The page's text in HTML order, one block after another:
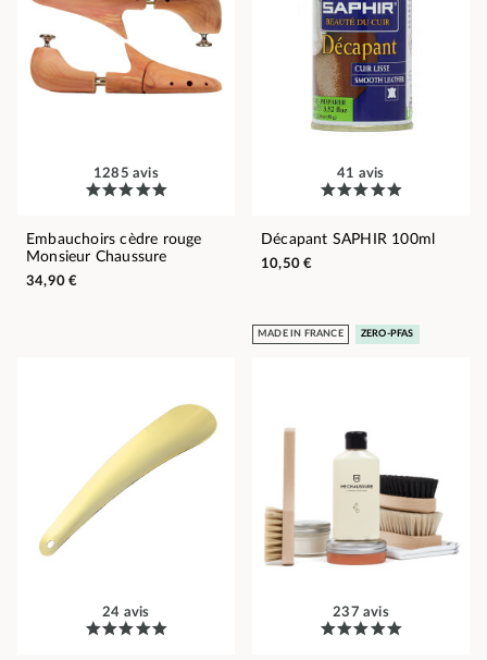
1285 avis
Embauchoirs cèdre rouge
Monsieur Chaussure
34,90 €
41 avis
Décapant SAPHIR 100ml
10,50 €
24 avis
MADE IN FRANCE ZERO-PFAS
237 avis